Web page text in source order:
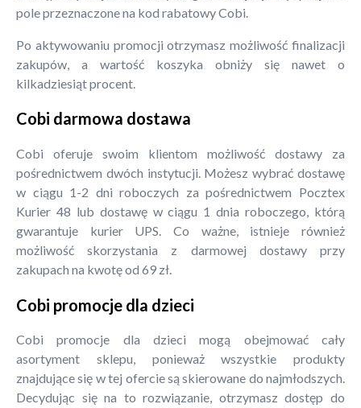
pole przeznaczone na kod rabatowy Cobi.
Po aktywowaniu promocji otrzymasz możliwość finalizacji
zakupów, a wartość koszyka obniży się nawet o
kilkadziesiąt procent.
Cobi darmowa dostawa
Cobi oferuje swoim klientom możliwość dostawy za
pośrednictwem dwóch instytucji. Możesz wybrać dostawę
w ciągu 1-2 dni roboczych za pośrednictwem Pocztex
Kurier 48 lub dostawę w ciągu 1 dnia roboczego, którą
gwarantuje kurier UPS. Co ważne, istnieje również
możliwość skorzystania z darmowej dostawy przy
zakupach na kwotę od 69 zł.
Cobi promocje dla dzieci
Cobi promocje dla dzieci mogą obejmować cały
asortyment sklepu, ponieważ wszystkie produkty
znajdujące się w tej ofercie są skierowane do najmłodszych.
Decydując się na to rozwiązanie, otrzymasz dostęp do